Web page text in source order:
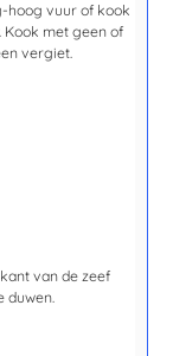
hoog vuur of kook
Kook met geen of
vergiet.
van de zeef
duwen.